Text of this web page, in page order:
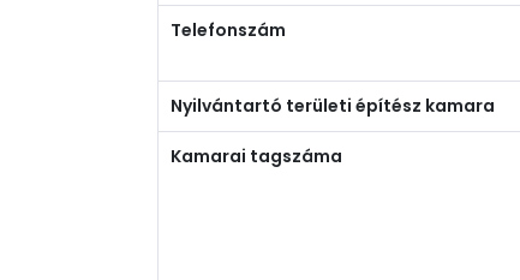
Telefonszám
Nyilvántartó területi építész kamara
Kamarai tagszáma